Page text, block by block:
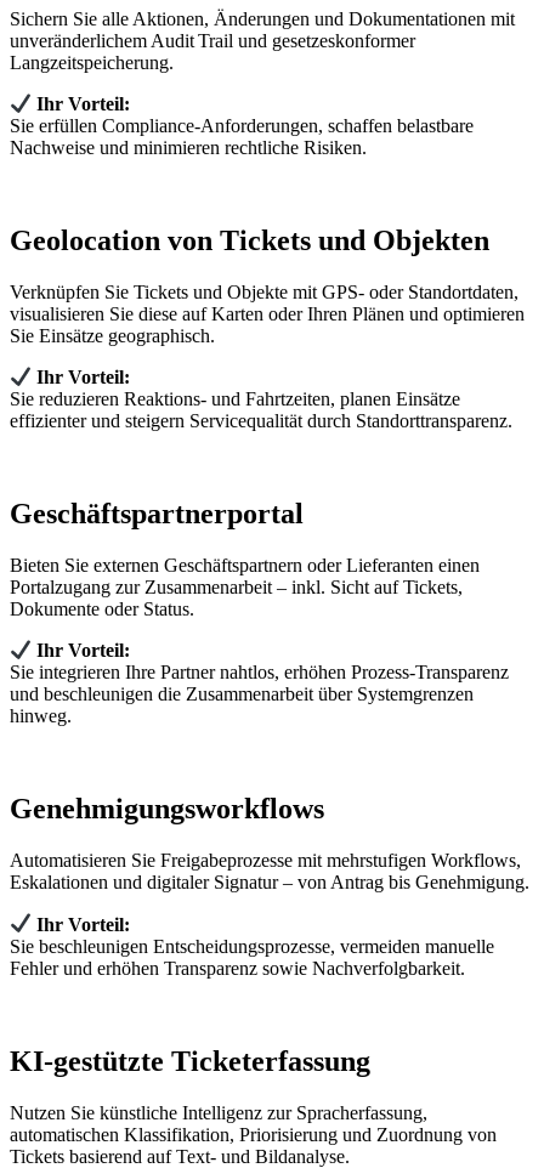
Sichern Sie alle Aktionen, Änderungen und Dokumentationen mit
unveränderlichem Audit Trail und gesetzeskonformer
Langzeitspeicherung.
Ihr Vorteil:
Sie erfüllen Compliance‑Anforderungen, schaffen belastbare
Nachweise und minimieren rechtliche Risiken.
Geolocation von Tickets und Objekten
Verknüpfen Sie Tickets und Objekte mit GPS‑ oder Standortdaten,
visualisieren Sie diese auf Karten oder Ihren Plänen und optimieren
Sie Einsätze geographisch.
Ihr Vorteil:
Sie reduzieren Reaktions‑ und Fahrtzeiten, planen Einsätze
effizienter und steigern Servicequalität durch Standorttransparenz.
Geschäftspartnerportal
Bieten Sie externen Geschäftspartnern oder Lieferanten einen
Portalzugang zur Zusammenarbeit – inkl. Sicht auf Tickets,
Dokumente oder Status.
Ihr Vorteil:
Sie integrieren Ihre Partner nahtlos, erhöhen Prozess‑Transparenz
und beschleunigen die Zusammenarbeit über Systemgrenzen
hinweg.
Genehmigungsworkflows
Automatisieren Sie Freigabeprozesse mit mehrstufigen Workflows,
Eskalationen und digitaler Signatur – von Antrag bis Genehmigung.
Ihr Vorteil:
Sie beschleunigen Entscheidungsprozesse, vermeiden manuelle
Fehler und erhöhen Transparenz sowie Nachverfolgbarkeit.
KI-gestützte Ticketerfassung
Nutzen Sie künstliche Intelligenz zur Spracherfassung,
automatischen Klassifikation, Priorisierung und Zuordnung von
Tickets basierend auf Text‑ und Bildanalyse.